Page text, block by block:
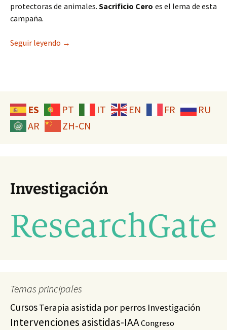
protectoras de animales. Sacrificio Cero es el lema de esta
campaña.
Seguir leyendo Sacrificio Cero
→
ES PT IT EN FR
RU
AR
ZH-CN
Investigación
Temas principales
CursosTerapia asistida por perros Investigación
Intervenciones asistidas-IAACongreso